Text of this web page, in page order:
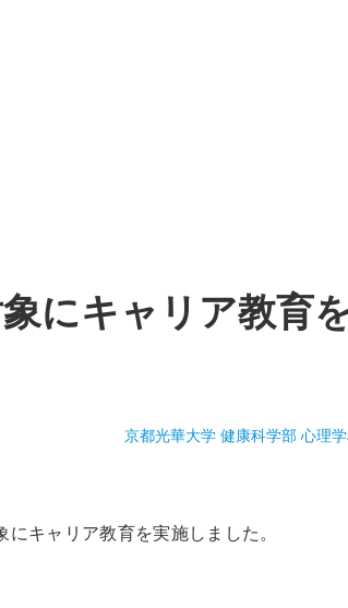
にキャリア教育
京都光華大学 健康科学部 心理
にキャリア教育を実施しました。